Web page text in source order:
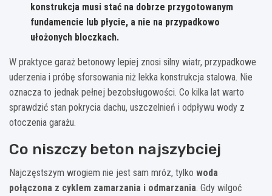
konstrukcja musi stać na dobrze przygotowanym
fundamencie lub płycie, a nie na przypadkowo
ułożonych bloczkach.
W praktyce garaż betonowy lepiej znosi silny wiatr, przypadkowe
uderzenia i próbę sforsowania niż lekka konstrukcja stalowa. Nie
oznacza to jednak pełnej bezobsługowości. Co kilka lat warto
sprawdzić stan pokrycia dachu, uszczelnień i odpływu wody z
otoczenia garażu.
Co niszczy beton najszybciej
Najczęstszym wrogiem nie jest sam mróz, tylko woda
połączona z cyklem zamarzania i odmarzania. Gdy wilgoć